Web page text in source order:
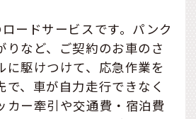
ードサービスです。パンク
りなど、ご契約のお車のさ
に駆けつけて、応急作業を
で、車が自力走行できなく
カー牽引や交通費・宿泊費